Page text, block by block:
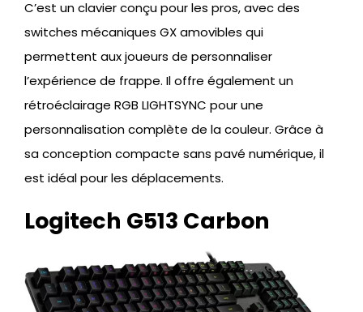
C’est un clavier conçu pour les pros, avec des
switches mécaniques GX amovibles qui
permettent aux joueurs de personnaliser
l’expérience de frappe. Il offre également un
rétroéclairage RGB LIGHTSYNC pour une
personnalisation complète de la couleur. Grâce à
sa conception compacte sans pavé numérique, il
est idéal pour les déplacements.
Logitech G513 Carbon